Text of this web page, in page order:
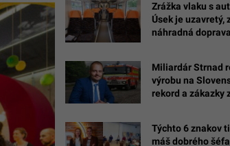
Zrážka vlaku s
Úsek je uzavretý,
náhradná doprava
Miliardár Strnad
výrobu na
rekord a zákazky
Týchto 6 znakov
máš dobrého